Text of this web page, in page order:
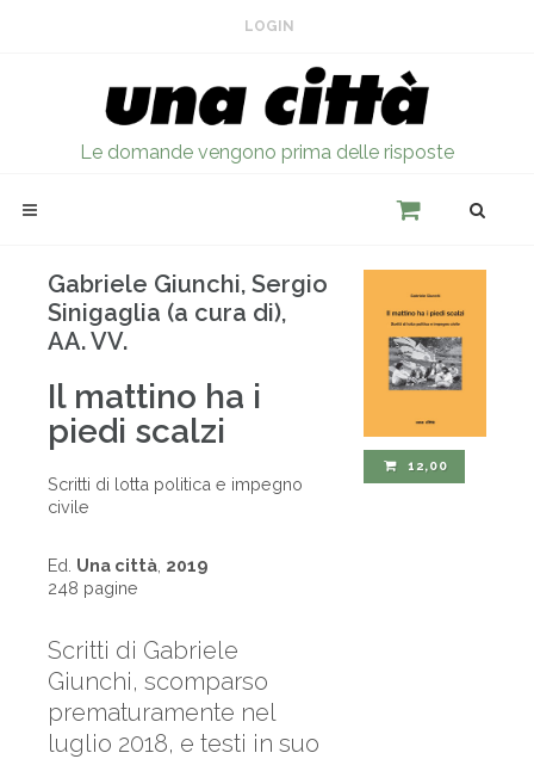
LOGIN
Le domande vengono prima delle risposte
Gabriele Giunchi, Sergio
Sinigaglia (a cura di),
AA. VV.
Il mattino ha i
piedi scalzi
Scritti di lotta politica e impegno
civile
Ed. Una città 2019
248 pagine
Scritti di Gabriele
Giunchi, scomparso
prematuramente nel
luglio 2018, e testi in suo
12,00